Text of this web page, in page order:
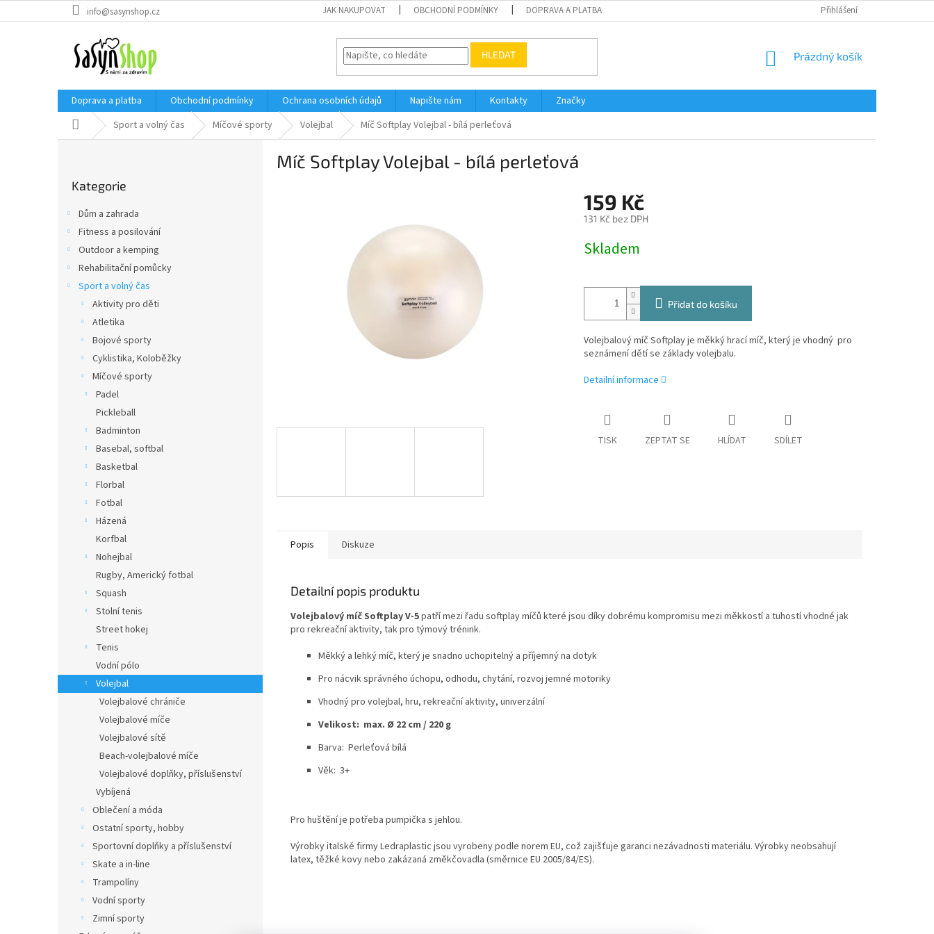
na
info@sasynshop.cz JAK NAKUPOVAT OBCHODNÍ PODMÍNKY DOPRAVA A PLATBA Přihlášení
HLEDAT
NÁKUPNÍ
Prázdný košík
Doprava a platba Obchodní podmínky Ochrana osobních údajů Napište nám Kontakty
Značky
Domů Sport a volný čas Míčové sporty Volejbal Míč Softplay Volejbal - bílá perleťová
kategorie
Kategorie
Dům a zahrada
Fitness a posilování
Outdoor a kemping
Rehabilitační pomůcky
Sport a volný čas
Aktivity pro děti
Atletika
Bojové sporty
Cyklistika, Koloběžky
Míčové sporty
Padel
Pickleball
Badminton
Basebal, softbal
Basketbal
Florbal
Fotbal
Házená
Korfbal
Nohejbal
Rugby, Americký fotbal
Squash
Stolní tenis
Street hokej
Tenis
Vodní pólo
Volejbal
Volejbalové chrániče
Volejbalové míče
Volejbalové sítě
Beach-volejbalové míče
Volejbalové doplňky, příslušenství
Vybíjená
Oblečení a móda
Ostatní sporty, hobby
Sportovní doplňky a příslušenství
Skate a in-line
Trampolíny
Vodní sporty
Zimní sporty
Míč Softplay Volejbal - bílá perleťová
159 Kč
131 Kč bez DPH
cena:
Skladem
Přidat do košíku
Volejbalový míč Softplay je měkký hrací míč, který je vhodný pro
seznámení dětí se základy volejbalu.
Detailní informace
TISK ZEPTAT SE HLÍDAT SDÍLET
Popis Diskuze
Detailní popis produktu
Volejbalový míč Softplay V-5patří mezi řadu softplay míčů které jsou díky dobrému kompromisu mezi měkkostí a tuhostí vhodné jak
pro rekreační aktivity, tak pro týmový trénink.
Měkký a lehký míč, který je snadno uchopitelný a příjemný na dotyk
Pro nácvik správného úchopu, odhodu, chytání, rozvoj jemné motoriky
Vhodný pro volejbal, hru, rekreační aktivity, univerzální
Velikost: max. Ø 22 cm / 220 g
Barva: Perleťová bílá
Věk: 3+
Pro huštění je potřeba pumpička s jehlou.
Výrobky italské firmy Ledraplastic jsou vyrobeny podle norem EU, což zajišťuje garanci nezávadnosti materiálu. Výrobky neobsahují
latex, těžké kovy nebo zakázaná změkčovadla (směrnice EU 2005/84/ES).